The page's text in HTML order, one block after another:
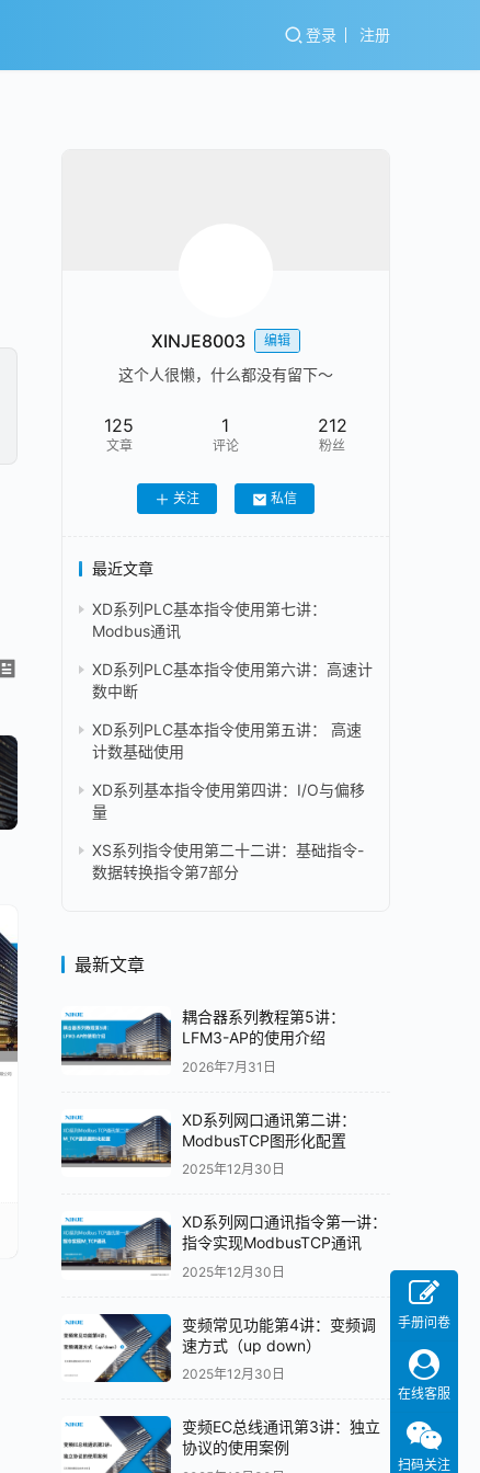
登录 注册
XINJE8003 编辑
这个人很懒，什么都没有留下～
125
文章
1
评论
212
粉丝
关注 私信
最近文章
XD系列PLC基本指令使用第七讲：
Modbus通讯
XD系列PLC基本指令使用第六讲：高速计
数中断
XD系列PLC基本指令使用第五讲： 高速
计数基础使用
XD系列基本指令使用第四讲：I/O与偏移
量
XS系列指令使用第二十二讲：基础指令-
数据转换指令第7部分
最新文章
耦合器系列教程第5讲：
LFM3-AP的使用介绍
2026年7月31日
XD系列网口通讯第二讲：
ModbusTCP图形化配置
2025年12月30日
XD系列网口通讯指令第一讲：
指令实现ModbusTCP通讯
2025年12月30日
变频常见功能第4讲：变频调
速方式（up down）
2025年12月30日
变频EC总线通讯第3讲：独立
协议的使用案例
手册问卷
在线客服
扫码关注